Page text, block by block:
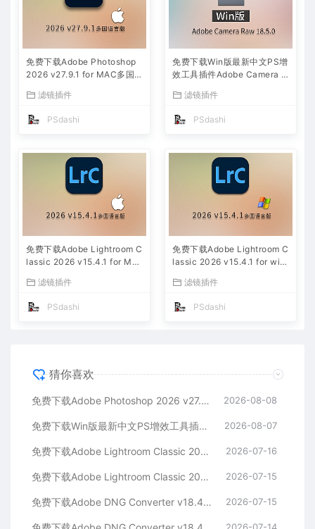
免费下载Adobe Photoshop
2026 v27.9.1 for MAC多国
激活一键安装包Ai智能修图设
计师平面设计工具
滤镜插件
PSdashi
免费下载Win版最新中文PS增
效工具插件Adobe Camera R
后期一键安装包预设Lrc照片
文件文档格式打开处理编辑
滤镜插件
PSdashi
免费下载Adobe Lightroom C
lassic 2026 v15.4.1 for Mac
安装包摄影后期照片图片编辑
滤镜插件
PSdashi
免费下载Adobe Lightroom C
lassic 2026 v15.4.1 for win
安装包摄影后期照片图片编辑
滤镜插件
PSdashi
猜你喜欢
免费下载Adobe Photoshop 2026 v27.9.1 for MAC多国语言版正式中文最新PS软件激活一键安装包Ai智能修图设计师平面设计工具 2026-08-08
免费下载Win版最新中文PS增效工具插件Adobe Camera Raw 2026 ACR v18.5.0 摄影后期一键安装包预设Lrc照片文件文档格式打开处理编辑 2026-08-07
免费下载Adobe Lightroom Classic 2026 v15.4.1 for Mac多国语言版中文LrC软件激活安装包摄影后期照片图片编辑工具 2026-07-16
免费下载Adobe Lightroom Classic 2026 v15.4.1 for win多国语言版中文LrC软件激活安装包摄影后期照片图片编辑工具 2026-07-15
免费下载Adobe DNG Converter v18.4.1 for Mac多国语言中文版安装包图片RAW相机照片格式转换器Lrc数字负片PS插件软件工具 2026-07-15
2026-07-14